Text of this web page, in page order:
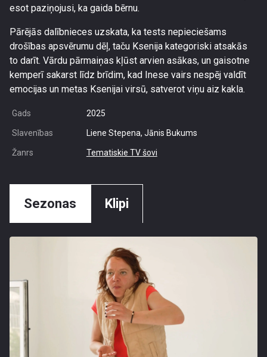
esot paziņojusi, ka gaida bērnu.
Pārējās dalībnieces uzskata, ka tests nepieciešams
drošības apsvērumu dēļ, taču Ksenija kategoriski atsakās
to darīt. Vārdu pārmaiņas kļūst arvien asākas, un gaisotne
kemperī sakarst līdz brīdim, kad Inese vairs nespēj valdīt
emocijas un metas Ksenijai virsū, satverot viņu aiz kakla.
Gads 2025
Slavenības Liene Stepena, Jānis Bukums
Žanrs Tematiskie TV šovi
Sezonas Klipi